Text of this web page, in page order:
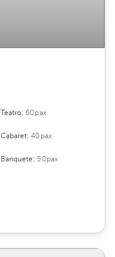
Teatro:60pax
Cabaret:40pax
Banquete: 50pax